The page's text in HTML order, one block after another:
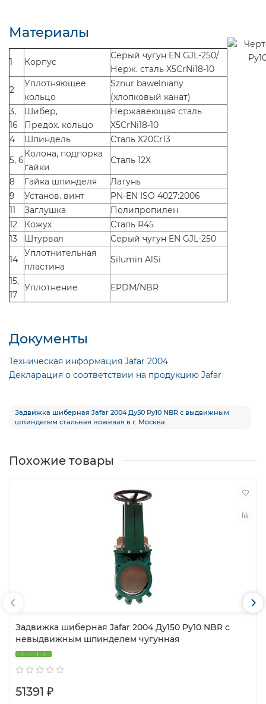
Материалы
1 Корпус
Серый чугун EN GJL-250/
Нерж. сталь X5CrNi18-10
2
Уплотняющее
кольцо
Sznur bawelniany
(хлопковый канат)
3,
16
Шибер,
Предох. кольцо
Нержавеющая сталь
X5CrNi18-10
4
Шпиндель
Сталь X20Cr13
5, 6
Колона, подпорка
гайки
Сталь 12X
8
Гайка шпинделя
Латунь
9
Установ. винт
PN-EN ISO 4027:2006
11
Заглушка
Полипропилен
12
Кожух
Сталь R45
13
Штурвал
Серый чугун EN GJL-250
14
Уплотнительная
пластина
Silumin AlSi
15,
17
Уплотнение EPDM/NBR
Документы
Техническая информация Jafar 2004
Декларация о соответствии на продукцию Jafar
Задвижка шиберная Jafar 2004 Ду50 Ру10 NBR с выдвижным
шпинделем стальная ножевая в г. Москва
Похожие товары
Задвижка шиберная Jafar 2004 Ду150 Ру10 NBR с
невыдвижным шпинделем чугунная
51391 ₽